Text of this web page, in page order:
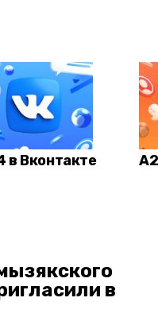
в Вконтакте
в